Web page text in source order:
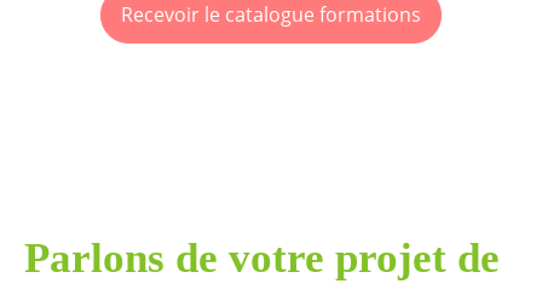
Recevoir le catalogue formations
Parlons de votre projet de